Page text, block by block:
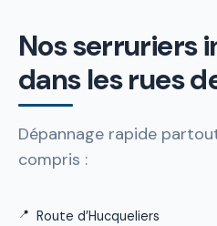
Nos serruriers
dans les rues
Dépannage rapide
compris :
Route d’Hucqueliers